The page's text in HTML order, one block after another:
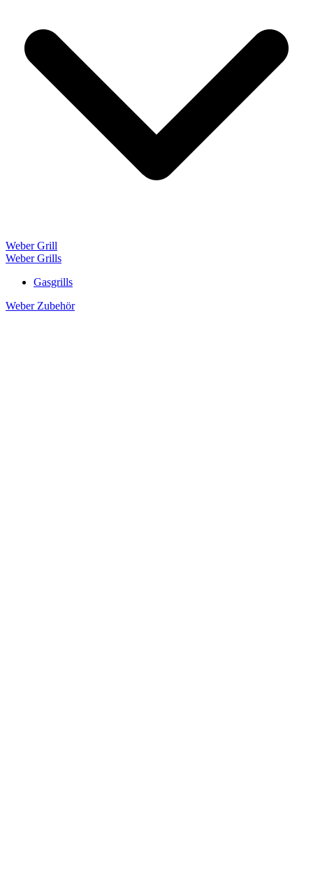
Weber Grill
Weber Grills
Gasgrills
Weber Zubehör